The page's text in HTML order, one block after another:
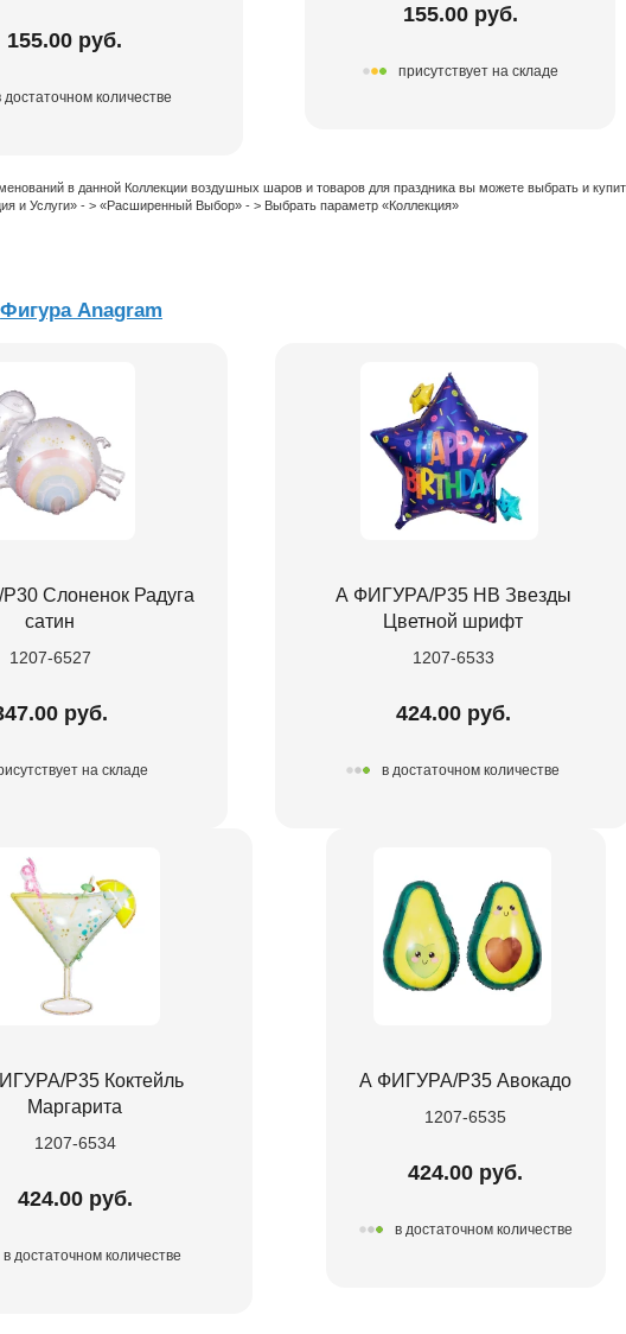
155.00 руб.
достаточном количестве
155.00 руб.
присутствует на складе
в данной Коллекции воздушных шаров и товаров для праздника вы можете выбрать и
и Услуги» - > «Расширенный Выбор» - > Выбрать параметр «Коллекция»
Фигура Anagram
Слоненок Радуга
сатин
1207-6527
руб.
на складе
А ФИГУРА/P35 HB Звезды
Цветной шрифт
1207-6533
424.00 руб.
в достаточном количестве
P35 Коктейль
Маргарита
1207-6534
424.00 руб.
в достаточном количестве
А ФИГУРА/P35 Авокадо
1207-6535
424.00 руб.
в достаточном количестве